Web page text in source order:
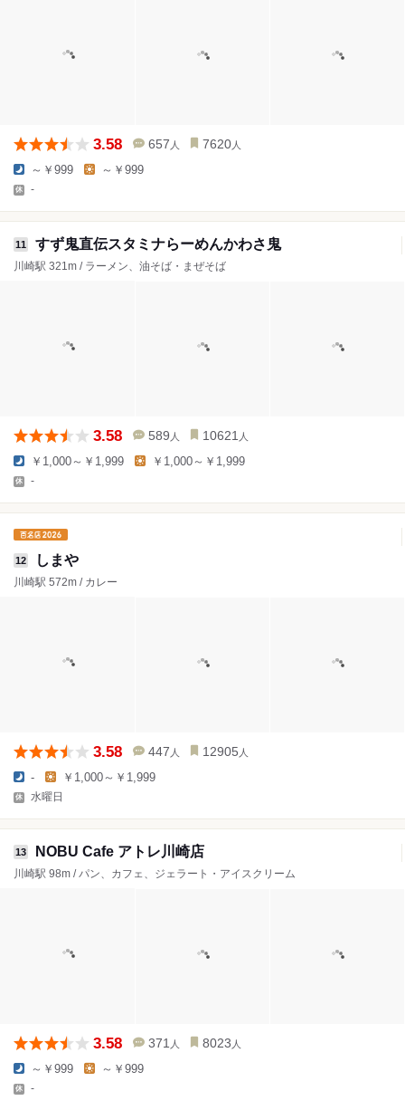
3.58 657 人 7620 人
～￥999 ～￥999
-
11 すず鬼直伝スタミナらーめんかわさ鬼
川崎駅 321m / ラーメン、油そば・まぜそば
3.58 589 人 10621 人
￥1,000～￥1,999 ￥1,000～￥1,999
-
12 しまや
川崎駅 572m / カレー
3.58 447 人 12905 人
- ￥1,000～￥1,999
水曜日
13 NOBU Cafe アトレ川崎店
川崎駅 98m / パン、カフェ、ジェラート・アイスクリーム
3.58 371 人 8023 人
～￥999 ～￥999
-